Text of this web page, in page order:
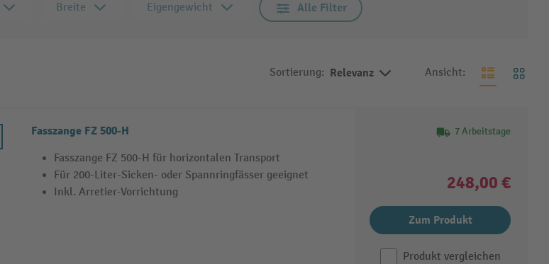
Breite Eigengewicht Alle Filter
Sortierung: Relevanz Ansicht:
Fasszange FZ 500-H
Fasszange FZ 500-H für horizontalen Transport
Für 200-Liter-Sicken- oder Spannringfässer geeignet
Inkl. Arretier-Vorrichtung
7 Arbeitstage
248,00 €
Zum Produkt
Produkt vergleichen